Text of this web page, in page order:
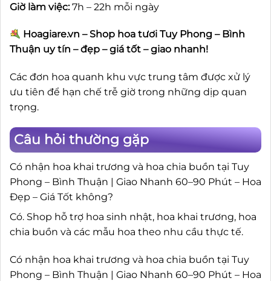
Giờ làm việc:7h – 22h mỗi ngày
Hoagiare.vn – Shop hoa tươi Tuy Phong – Bình
Thuận uy tín – đẹp – giá tốt – giao nhanh!
Các đơn hoa quanh khu vực trung tâm được xử lý
ưu tiên để hạn chế trễ giờ trong những dịp quan
trọng.
Câu hỏi thường gặp
Có nhận hoa khai trương và hoa chia buồn tại Tuy
Phong – Bình Thuận | Giao Nhanh 60–90 Phút – Hoa
Đẹp – Giá Tốt không?
Có. Shop hỗ trợ hoa sinh nhật, hoa khai trương, hoa
chia buồn và các mẫu hoa theo nhu cầu thực tế.
Có nhận hoa khai trương và hoa chia buồn tại Tuy
Phong – Bình Thuận | Giao Nhanh 60–90 Phút – Hoa